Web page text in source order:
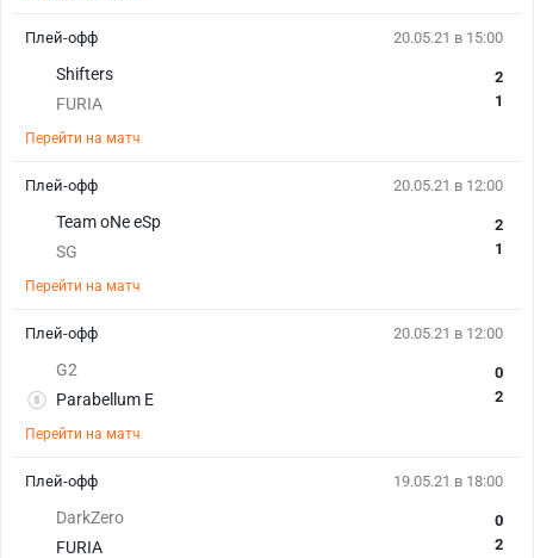
20.05.21 в 15:00
Shifters
FURIA
2
1
Перейти на матч
Плей-офф
20.05.21 в 12:00
Team oNe eSp
SG
2
1
Перейти на матч
Плей-офф
20.05.21 в 12:00
G2
Parabellum E
0
2
Перейти на матч
Плей-офф
19.05.21 в 18:00
DarkZero
FURIA
0
2
Плей-офф